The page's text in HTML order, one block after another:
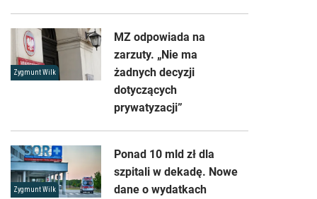
Zygmunt Wilk
MZ odpowiada na
zarzuty. „Nie ma
żadnych decyzji
dotyczących
prywatyzacji”
Zygmunt Wilk
Ponad 10 mld zł dla
szpitali w dekadę. Nowe
dane o wydatkach